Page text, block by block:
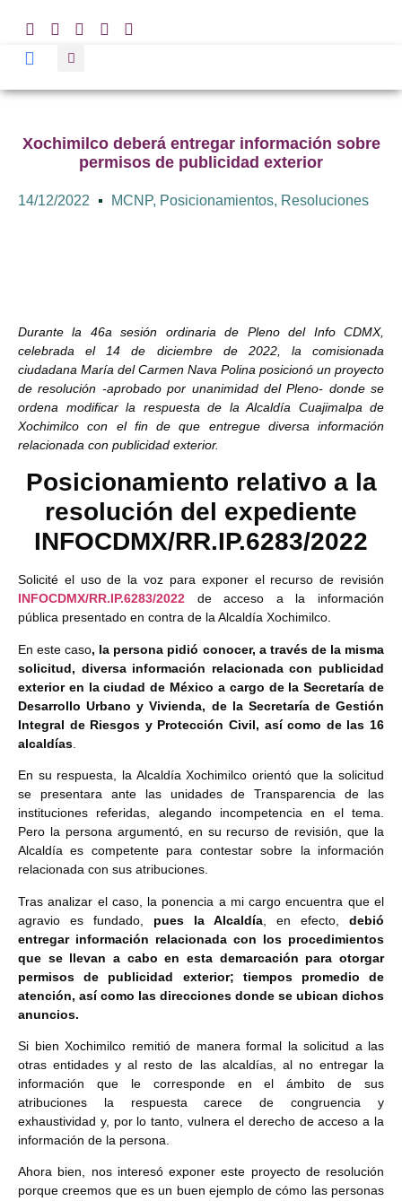
Xochimilco deberá entregar información sobre
permisos de publicidad exterior
14/12/2022 MCNP, Posicionamientos, Resoluciones
Durante la 46a sesión ordinaria de Pleno del Info CDMX,
celebrada el 14 de diciembre de 2022, la comisionada
ciudadana María del Carmen Nava Polina posicionó un proyecto
de resolución -aprobado por unanimidad del Pleno- donde se
ordena modificar la respuesta de la Alcaldía Cuajimalpa de
Xochimilco con el fin de que entregue diversa información
relacionada con publicidad exterior.
Posicionamiento relativo a la
resolución del expediente
INFOCDMX/RR.IP.6283/2022
Solicité el uso de la voz para exponer el recurso de revisión
INFOCDMX/RR.IP.6283/2022 de acceso a la información
pública presentado en contra de la Alcaldía Xochimilco.
En este caso, la persona pidió conocer, a través de la misma
solicitud, diversa información relacionada con publicidad
exterior en la ciudad de México a cargo de la Secretaría de
Desarrollo Urbano y Vivienda, de la Secretaría de Gestión
Integral de Riesgos y Protección Civil, así como de las 16
alcaldías
En su respuesta, la Alcaldía Xochimilco orientó que la solicitud
se presentara ante las unidades de Transparencia de las
instituciones referidas, alegando incompetencia en el tema.
Pero la persona argumentó, en su recurso de revisión, que la
Alcaldía es competente para contestar sobre la información
relacionada con sus atribuciones.
Tras analizar el caso, la ponencia a mi cargo encuentra que el
agravio es fundado, pues la Alcaldía , en efecto, debió
entregar información relacionada con los procedimientos
que se llevan a cabo en esta demarcación para otorgar
permisos de publicidad exterior; tiempos promedio de
atención, así como las direcciones donde se ubican dichos
anuncios.
Si bien Xochimilco remitió de manera formal la solicitud a las
otras entidades y al resto de las alcaldías, al no entregar la
información que le corresponde en el ámbito de sus
atribuciones la respuesta carece de congruencia y
exhaustividad y, por lo tanto, vulnera el derecho de acceso a la
información de la persona.
Ahora bien, nos interesó exponer este proyecto de resolución
porque creemos que es un buen ejemplo de cómo las personas